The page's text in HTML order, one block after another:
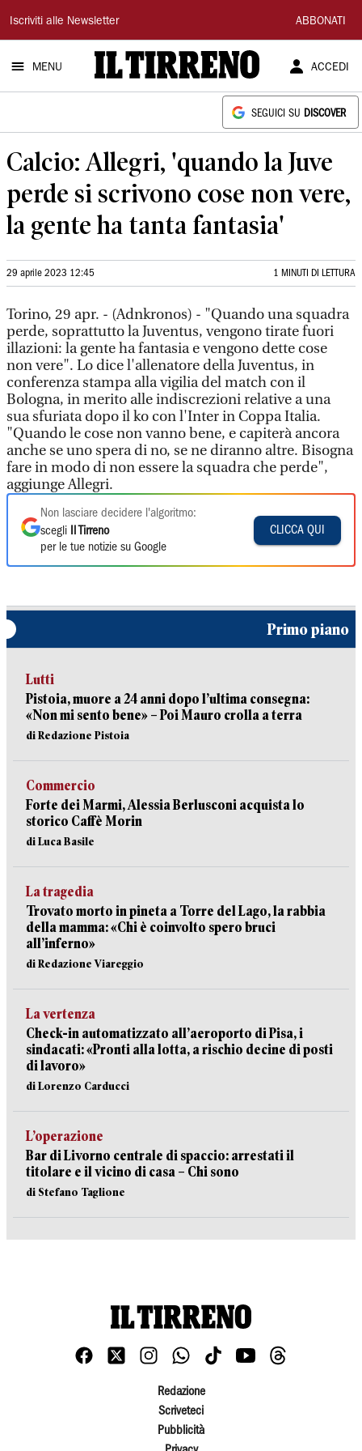
Il
Tirreno
Iscriviti alle Newsletter ABBONATI
MENU ACCEDI
SEGUICI SU DISCOVER
Calcio: Allegri, 'quando la Juve
perde si scrivono cose non vere,
la gente ha tanta fantasia'
29 aprile 2023 12:45 1 MINUTI DI LETTURA
Torino, 29 apr. - (Adnkronos) - "Quando una squadra
perde, soprattutto la Juventus, vengono tirate fuori
illazioni: la gente ha fantasia e vengono dette cose
non vere". Lo dice l'allenatore della Juventus, in
conferenza stampa alla vigilia del match con il
Bologna, in merito alle indiscrezioni relative a una
sua sfuriata dopo il ko con l'Inter in Coppa Italia.
"Quando le cose non vanno bene, e capiterà ancora
anche se uno spera di no, se ne diranno altre. Bisogna
fare in modo di non essere la squadra che perde",
aggiunge Allegri.
Non lasciare decidere l'algoritmo:
scegli
Il Tirreno
per le tue notizie su Google
CLICCA QUI
Primo piano
Lutti
Pistoia, muore a 24 anni dopo l’ultima consegna:
«Non mi sento bene» – Poi Mauro crolla a terra
di Redazione Pistoia
Commercio
Forte dei Marmi, Alessia Berlusconi acquista lo
storico Caffè Morin
di Luca Basile
La tragedia
Trovato morto in pineta a Torre del Lago, la rabbia
della mamma: «Chi è coinvolto spero bruci
all’inferno»
di Redazione Viareggio
La vertenza
Check-in automatizzato all’aeroporto di Pisa, i
sindacati: «Pronti alla lotta, a rischio decine di posti
di lavoro»
di Lorenzo Carducci
L’operazione
Bar di Livorno centrale di spaccio: arrestati il
titolare e il vicino di casa – Chi sono
di Stefano Taglione
Redazione
Scriveteci
Pubblicità